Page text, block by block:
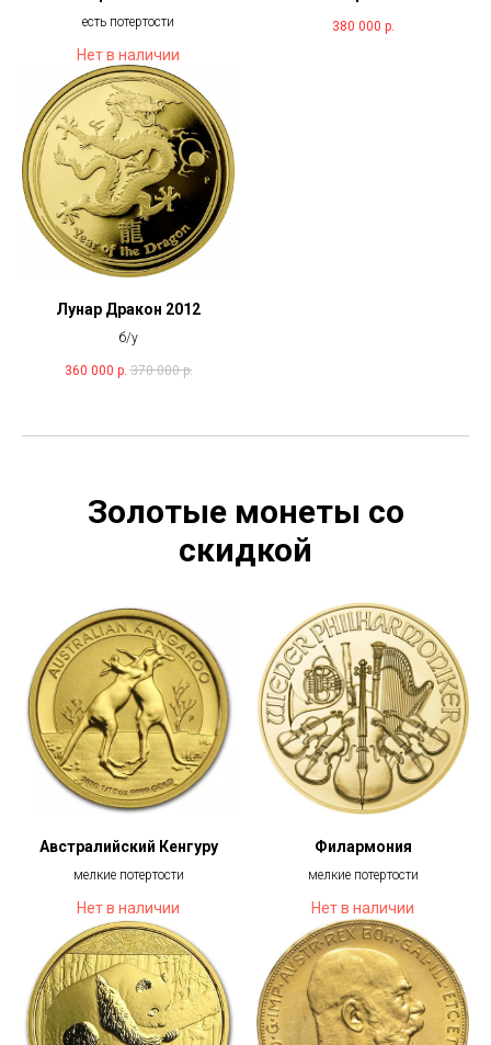
есть потертости
Нет в наличии
380 000 р.
Лунар Дракон 2012
б/у
360 000 р. 370 000 р.
Золотые монеты со
скидкой
Австралийский Кенгуру
мелкие потертости
Нет в наличии
Филармония
мелкие потертости
Нет в наличии